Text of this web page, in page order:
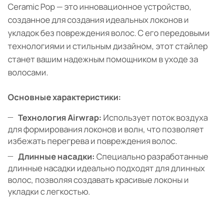
Ceramic Pop — это инновационное устройство,
созданное для создания идеальных локонов и
укладок без повреждения волос. С его передовыми
технологиями и стильным дизайном, этот стайлер
станет вашим надежным помощником в уходе за
волосами.
Основные характеристики:
Технология Airwrap: Использует поток воздуха
для формирования локонов и волн, что позволяет
избежать перегрева и повреждения волос.
Длинные насадки: Специально разработанные
длинные насадки идеально подходят для длинных
волос, позволяя создавать красивые локоны и
укладки с легкостью.